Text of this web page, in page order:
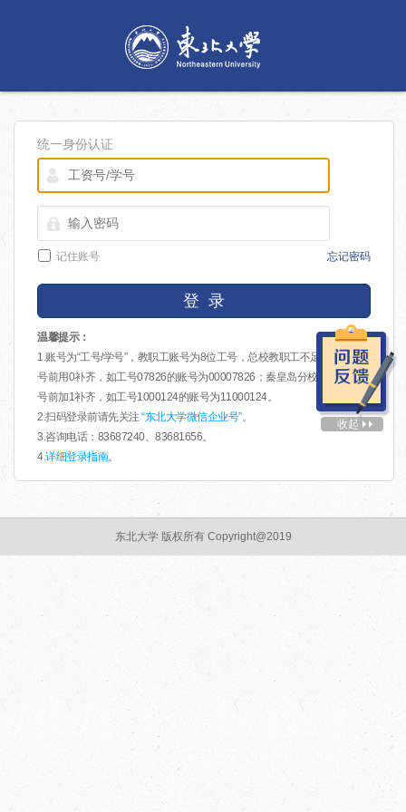
统一身份认证
记住账号 忘记密码
登 录
温馨提示：
1.账号为“工号/学号”，教职工账号为8位工号，总校教职工不足8位的在工
号前用0补齐，如工号07826的账号为00007826；秦皇岛分校教职工在工
号前加1补齐，如工号1000124的账号为11000124。
2.扫码登录前请先关注 “东北大学微信企业号”。
3.咨询电话：83687240、83681656。
4.详细登录指南。
东北大学 版权所有 Copyright@2019
收起